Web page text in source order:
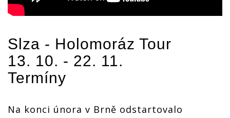
Slza - Holomoráz Tour
13. 10. - 22. 11.
Termíny
Na konci února v Brně odstartovalo